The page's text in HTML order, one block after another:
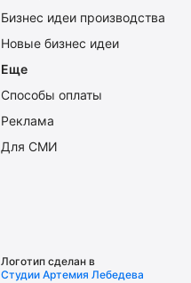
Бизнес идеи производства
Новые бизнес идеи
Еще
Способы оплаты
Реклама
Для СМИ
Логотип сделан в
Студии Артемия Лебедева